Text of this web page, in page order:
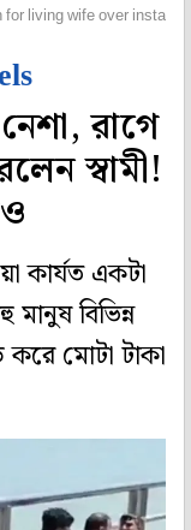
for living wife over
রাগে
স্বামী!
কার্যত একটা
বিভিন্ন
মোটা টাকা